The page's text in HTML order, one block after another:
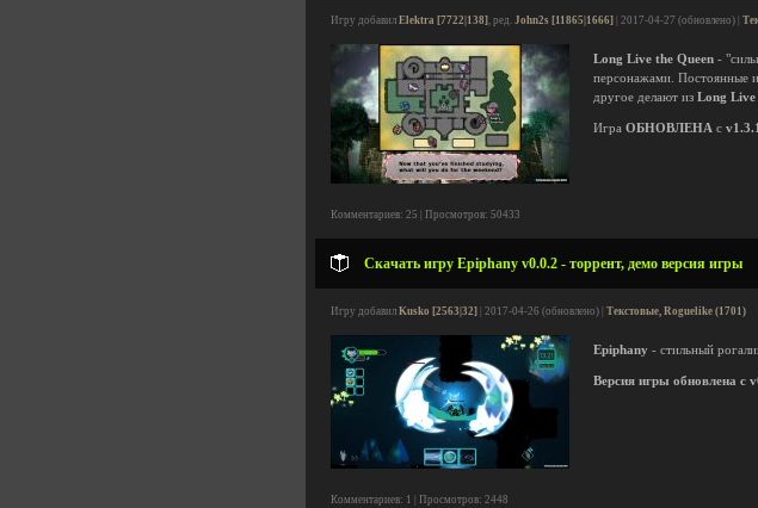
Игру добавил Elektra [7722|138], ред. John2s [11865|1666] | 2017-04-27 (обновлено) |
Long Live the Queen -
персонажами. Постоянные
другое делают из Long Live
Игра ОБНОВЛЕНА с
Комментариев: 25 | Просмотров: 50433
Скачать игру Epiphany v0.0.2 - торрент, демо версия игры
Игру добавил Kusko [2563|32] | 2017-04-26 (обновлено) | Текстовые, Roguelike (1701)
Epiphany - стильный
Версия игры обновлена с
Комментариев: 1 | Просмотров: 2448